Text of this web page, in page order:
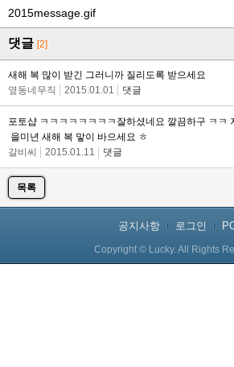
2015message.gif
댓글 [2]
새해 복 많이 받긴 그러니까 질리도록 받으세요
옆동네무직
2015.01.01 댓글
포토샵 ㅋㅋㅋㅋㅋㅋㅋㅋ잘하셨네요 깔끔하구 ㅋㅋ
을미년 새해 복 맣이 바으세요 ㅎ
갈비씨
2015.01.11 댓글
목록
공지사항 로그인
Copyright © Lucky. All Rights